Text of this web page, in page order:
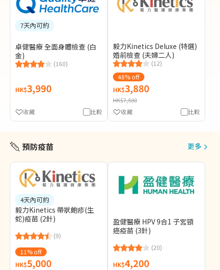
7天內可約
卓健醫療 全面身體檢查 (白
金)
(160)
HK$3,990
比較
收藏
毅力Kinetics Deluxe (特選)
婚前檢查 (夫婦二人)
(12)
48% off
HK$3,880
HK$7,500
比較
收藏
預防疫苗 更多
4天內可約
毅力Kinetics 帶狀皰疹(生
蛇)疫苗 (2針)
(9)
11% off
HK$5,000
盈健醫療 HPV 9合1 子宮頸
癌疫苗 (3針)
(20)
HK$4,200